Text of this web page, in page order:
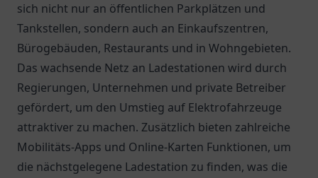
sich nicht nur an öffentlichen Parkplätzen und
Tankstellen, sondern auch an Einkaufszentren,
Bürogebäuden, Restaurants und in Wohngebieten.
Das wachsende Netz an Ladestationen wird durch
Regierungen, Unternehmen und private Betreiber
gefördert, um den Umstieg auf Elektrofahrzeuge
attraktiver zu machen. Zusätzlich bieten zahlreiche
Mobilitäts-Apps und Online-Karten Funktionen, um
die nächstgelegene Ladestation zu finden, was die